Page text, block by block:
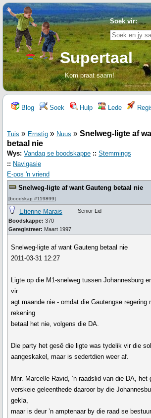
Soek vir:
Supertaal
Kom praat saam!
Blog Soek Hulp Lede
Tuis » Ernstig » Nuus » Snelweg-ligte af
betaal nie
Wys: Vandag se boodskappe :: Stemmings
:: Navigasie
E-pos 'n vriend
Snelweg-ligte af want Gauteng betaal nie
[boodskap #119899]
Etienne Marais
Boodskappe: 370
Geregistreer: Maart 1997
Senior Lid
Snelweg-ligte af want Gauteng betaal nie
2011-03-31 12:27
Ligte op die M1-snelweg tussen Johannesburg
vir
agt maande nie - omdat die Gautengse regering
rekening
betaal het nie, volgens die DA.
Die party het gesê die ligte was tydelik vir die
aangeskakel, maar is sedertdien weer af.
Mnr. Marcelle Ravid, ’n raadslid van die DA, het
verskeie geleenthede daaroor by die
gekla,
maar is deur ’n amptenaar by die raad se